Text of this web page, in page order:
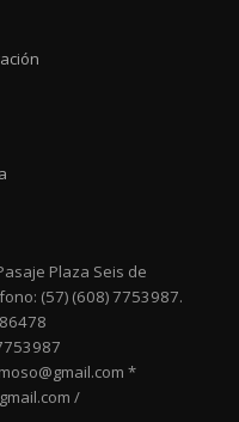
Plaza Seis de
(57) (608) 7753987.
*
/